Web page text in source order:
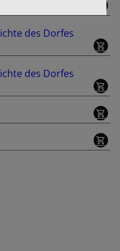
des Dorfes
des Dorfes